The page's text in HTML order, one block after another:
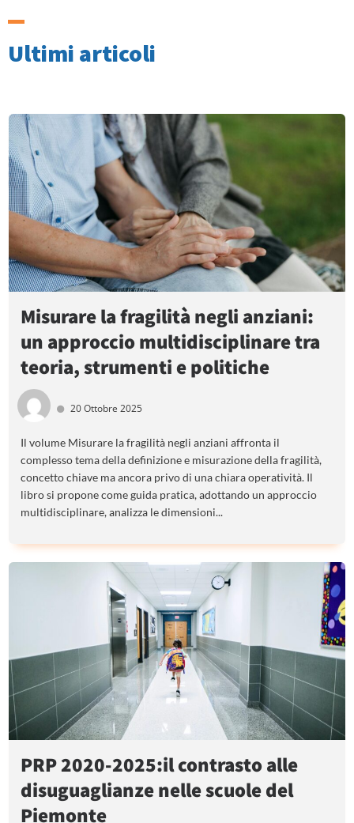
Ultimi articoli
Misurare la fragilità negli anziani:
un approccio multidisciplinare tra
teoria, strumenti e politiche
20 Ottobre 2025
Il volume Misurare la fragilità negli anziani affronta il
complesso tema della definizione e misurazione della fragilità,
concetto chiave ma ancora privo di una chiara operatività. Il
libro si propone come guida pratica, adottando un approccio
multidisciplinare, analizza le dimensioni...
PRP 2020-2025:il contrasto alle
disuguaglianze nelle scuole del
Piemonte